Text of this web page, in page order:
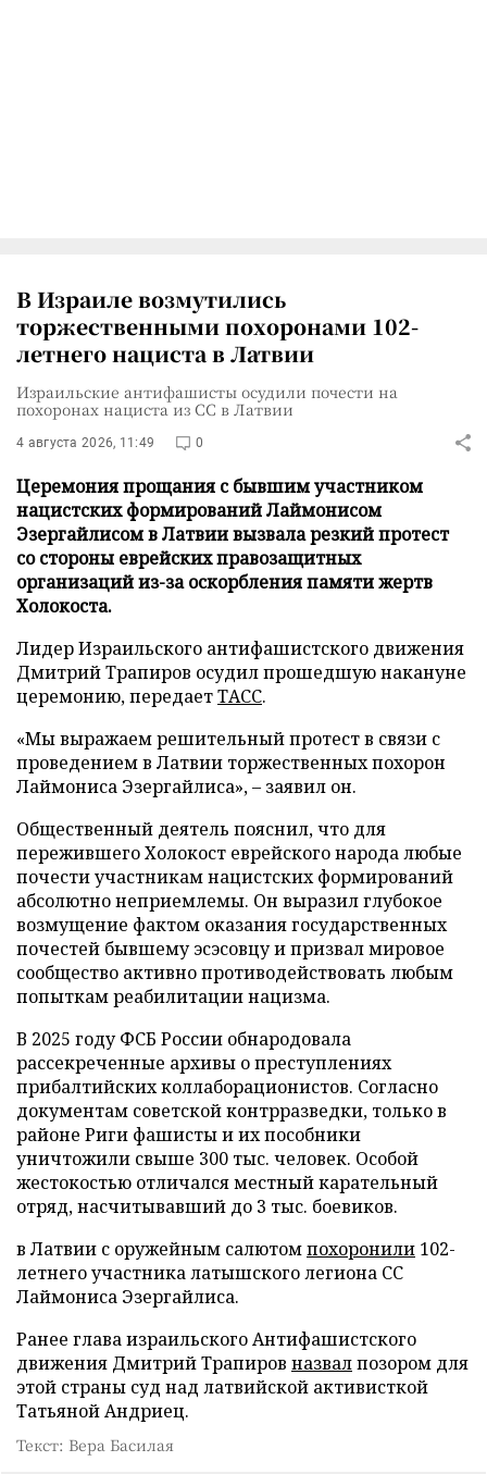
В Израиле возмутились
торжественными похоронами 102-
летнего нациста в Латвии
Израильские антифашисты осудили почести на
похоронах нациста из СС в Латвии
4 августа 2026, 11:49 0
Церемония прощания с бывшим участником
нацистских формирований Лаймонисом
Эзергайлисом в Латвии вызвала резкий протест
со стороны еврейских правозащитных
организаций из-за оскорбления памяти жертв
Холокоста.
Лидер Израильского антифашистского движения
Дмитрий Трапиров осудил прошедшую накануне
церемонию, передаетТАСС.
«Мы выражаем решительный протест в связи с
проведением в Латвии торжественных похорон
Лаймониса Эзергайлиса», – заявил он.
Общественный деятель пояснил, что для
пережившего Холокост еврейского народа любые
почести участникам нацистских формирований
абсолютно неприемлемы. Он выразил глубокое
возмущение фактом оказания государственных
почестей бывшему эсэсовцу и призвал мировое
сообщество активно противодействовать любым
попыткам реабилитации нацизма.
В 2025 году ФСБ России обнародовала
рассекреченные архивы о преступлениях
прибалтийских коллаборационистов. Согласно
документам советской контрразведки, только в
районе Риги фашисты и их пособники
уничтожили свыше 300 тыс. человек. Особой
жестокостью отличался местный карательный
отряд, насчитывавший до 3 тыс. боевиков.
в Латвии с оружейным салютомпохоронили 102-
летнего участника латышского легиона СС
Лаймониса Эзергайлиса.
Ранее глава израильского Антифашистского
движения Дмитрий Трапиров назвалпозором для
этой страны суд над латвийской активисткой
Татьяной Андриец.
Текст: Вера Басилая